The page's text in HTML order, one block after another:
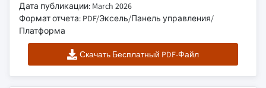
Дата публикации: March 2026
Формат отчета: PDF/Эксель/Панель управления/
Платформа
Скачать Бесплатный PDF-Файл